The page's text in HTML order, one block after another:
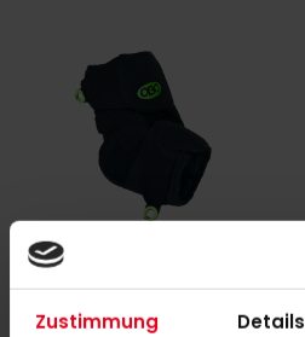
Zustimmung Details